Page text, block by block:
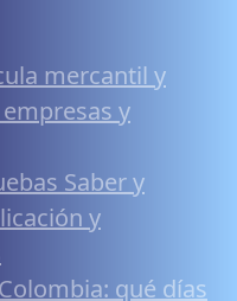
mercantil y
y
Saber y
y
qué días